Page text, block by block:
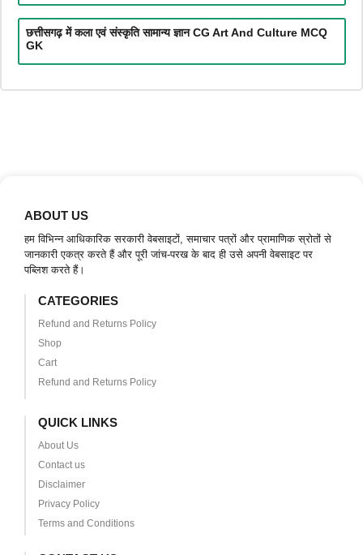
छत्तीसगढ़ में कला एवं संस्कृति सामान्य ज्ञान CG Art And Culture MCQ
GK
ABOUT US
हम विभिन्न आधिकारिक सरकारी वेबसाइटों, समाचार पत्रों और प्रामाणिक स्रोतों से
जानकारी एकत्र करते हैं और पूरी जांच-परख के बाद ही उसे अपनी वेबसाइट पर
पब्लिश करते हैं।
CATEGORIES
Refund and Returns Policy
Shop
Cart
Refund and Returns Policy
QUICK LINKS
About Us
Contact us
Disclaimer
Privacy Policy
Terms and Conditions